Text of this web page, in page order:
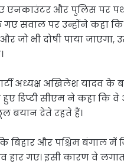
एनकाउंटर और पुलिस पर
सवाल पर उन्होंने कहा
जो भी दोषी पाया
अध्यक्ष अखिलेश यादव के
हुए डिप्टी सीएम ने कहा कि
देते रहते हैं।
बिहार और पश्चिम बंगाल में
हार गए। इसी कारण वे